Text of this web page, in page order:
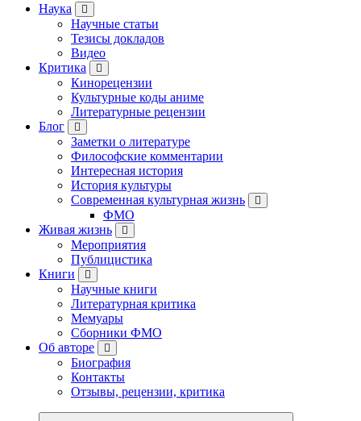
Наука
Научные статьи
Тезисы докладов
Видео
Критика
Кинорецензии
Культурные коды аниме
Литературные рецензии
Блог
Заметки о литературе
Философские комментарии
Интересная история
История культуры
Современная культурная жизнь
ФМО
Живая жизнь
Мероприятия
Публицистика
Книги
Научные книги
Литературная критика
Мемуары
Сборники ФМО
Об авторе
Биография
Контакты
Отзывы, рецензии, критика